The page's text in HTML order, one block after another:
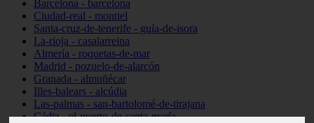
Barcelona - barcelona
Ciudad-real - montiel
Santa-cruz-de-tenerife - guía-de-isora
La-rioja - casalarreina
Almería - roquetas-de-mar
Madrid - pozuelo-de-alarcón
Granada - almuñécar
Illes-balears - alcúdia
Las-palmas - san-bartolomé-de-tirajana
Cádiz - el-puerto-de-santa-maría